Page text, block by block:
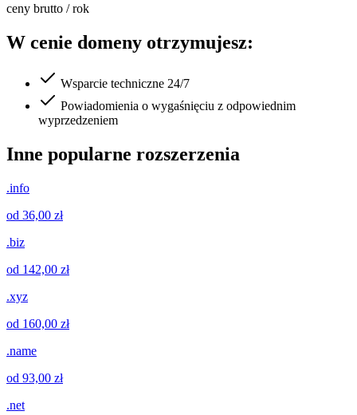
ceny brutto / rok
W cenie domeny otrzymujesz:
Wsparcie techniczne 24/7
Powiadomienia o wygaśnięciu z odpowiednim
wyprzedzeniem
Inne popularne rozszerzenia
.info
od 36,00 zł
.biz
od 142,00 zł
.xyz
od 160,00 zł
.name
od 93,00 zł
.net